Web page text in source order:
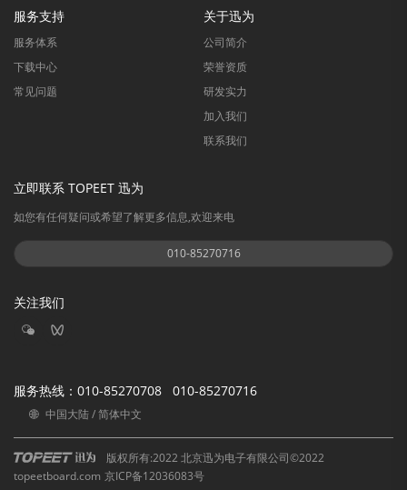
服务支持
服务体系
下载中心
常见问题
关于迅为
公司简介
荣誉资质
研发实力
加入我们
联系我们
立即联系 TOPEET 迅为
如您有任何疑问或希望了解更多信息,欢迎来电
010-85270716
关注我们
服务热线： 010-85270708 010-85270716
中国大陆 / 简体中文
版权所有:2022 北京迅为电子有限公司©2022
topeetboard.com 京ICP备12036083号